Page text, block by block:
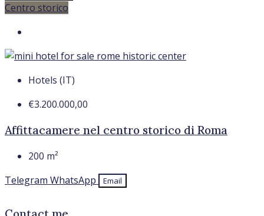
Centro storico
Hotels (IT)
€3.200.000,00
Affittacamere nel centro storico di Roma
200 m²
Telegram WhatsApp Email